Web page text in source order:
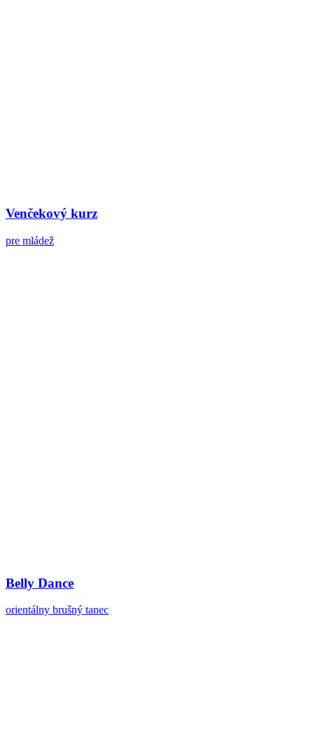
Venčekový kurz
pre mládež
Belly Dance
orientálny brušný tanec